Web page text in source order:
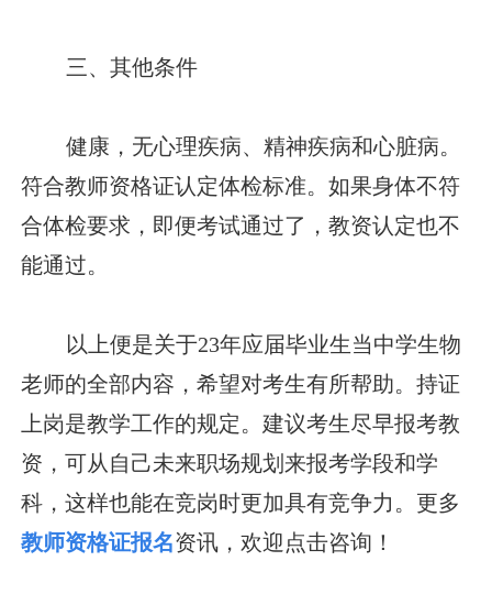
三、其他条件
健康，无心理疾病、精神疾病和心脏病。
符合教师资格证认定体检标准。如果身体不符
合体检要求，即便考试通过了，教资认定也不
能通过。
以上便是关于23年应届毕业生当中学生物
老师的全部内容，希望对考生有所帮助。持证
上岗是教学工作的规定。建议考生尽早报考教
资，可从自己未来职场规划来报考学段和学
科，这样也能在竞岗时更加具有竞争力。更多
教师资格证报名资讯，欢迎点击咨询！